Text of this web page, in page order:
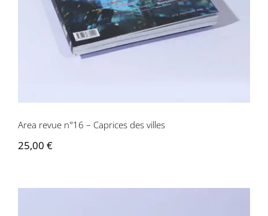
Area revue n°16 – Caprices des villes
25,00 €